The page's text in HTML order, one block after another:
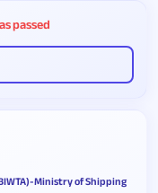
passed
Ministry of Shipping